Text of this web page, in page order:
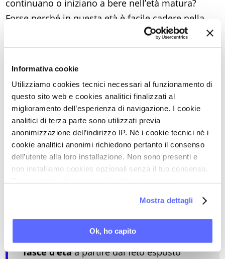
Informativa cookie
Utilizziamo cookies tecnici necessari al funzionamento di
questo sito web e cookies analitici finalizzati al
miglioramento dell’esperienza di navigazione. I cookie
analitici di terza parte sono utilizzati previa
anonimizzazione dell’indirizzo IP. Né i cookie tecnici né i
cookie analitici anonimi richiedono pertanto il consenso
dell’utente alla loro installazione. Non sono presenti e
non installiamo cookies opzionali senza il tuo consenso.
Mostra dettagli
Ok, ho capito
continuano o iniziano a bere nell’età matura?
Forse perché in questa età è facile cadere nella
disperazione per la perdita di bellezza e salute,
per la trasformazione della vita affettiva e spesso
la perdita degli affetti più cari, per le sempre più
frequenti condizioni di isolamento. L’alcol può
dunque continuare ad essere o diventare sollievo
dal dolore fisico e psichico.
Concludendo
della salute pubblica perché è abusato da
milioni di persone e perché, direttamente
o indirettamente,coinvolge tutte le
fasce d’etàa partire dal feto esposto